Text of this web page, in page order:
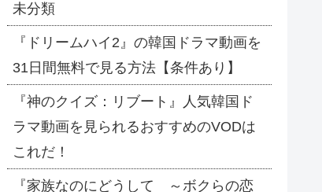
未分類
『ドリームハイ2』の韓国ドラマ動画を
31日間無料で見る方法【条件あり】
『神のクイズ：リブート』人気韓国ド
ラマ動画を見られるおすすめのVODは
これだ！
『家族なのにどうして ～ボクらの恋